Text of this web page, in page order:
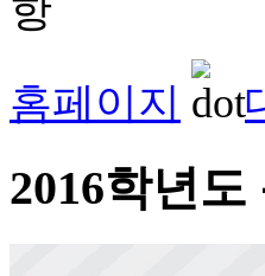
홈페이지
2016학년